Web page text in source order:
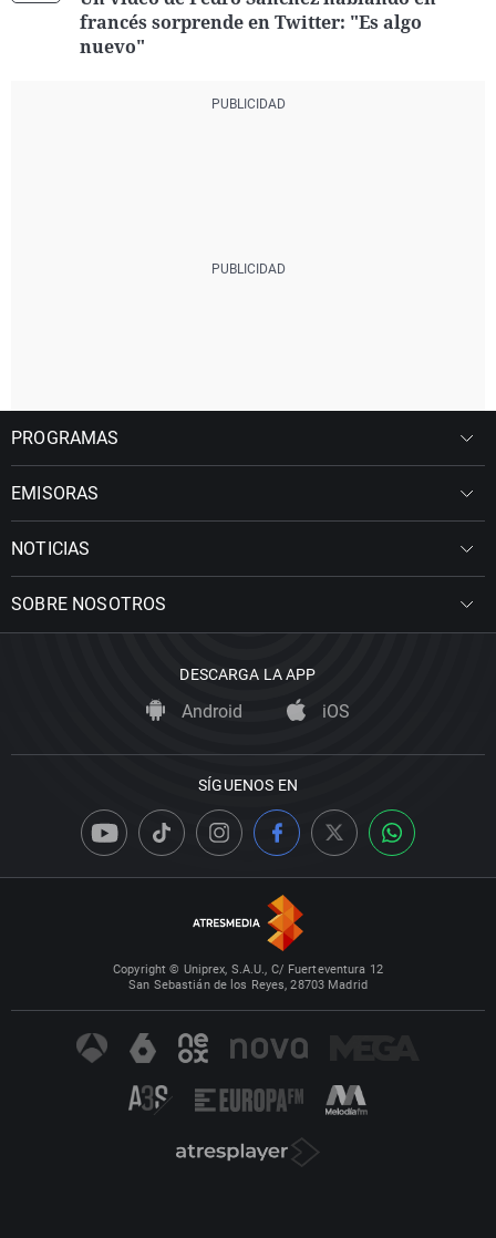
francés sorprende en Twitter: "Es algo
nuevo"
PROGRAMAS
EMISORAS
NOTICIAS
SOBRE NOSOTROS
DESCARGA LA APP
Android iOS
SÍGUENOS EN
Copyright © Uniprex, S.A.U., C/ Fuerteventura 12
San Sebastián de los Reyes, 28703 Madrid